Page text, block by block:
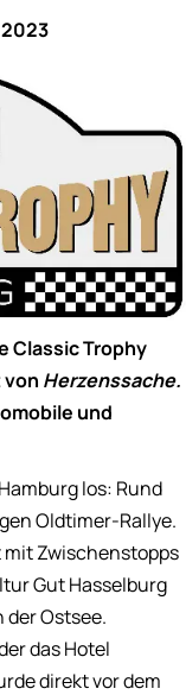
Classic Trophy
Herzenssache.
und
los: Rund
Oldtimer-Rallye.
Zwischenstopps
Gut Hasselburg
Ostsee.
das Hotel
direkt vor dem